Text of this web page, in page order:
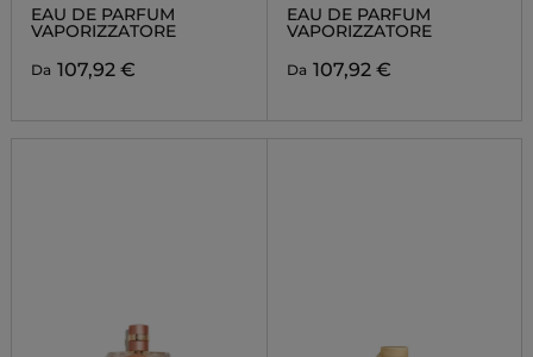
EAU DE PARFUM
VAPORIZZATORE
Da 107,92 €
EAU DE PARFUM
VAPORIZZATORE
Da 107,92 €